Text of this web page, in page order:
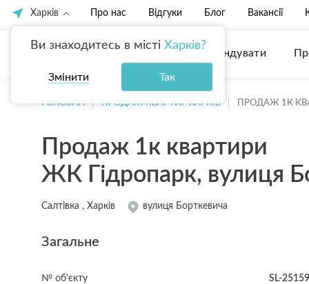
Харків
Ви знаходитесь в місті Харків?
Змінити Так
Про нас Відгуки Блог Вакансії
Орендувати
ГОЛОВНА ПРОДАЖ КВАРТИР ХАРКІВ ПРОДАЖ 1К
Продаж 1к квартири
ЖК Гідропарк, вулиця
Салтівка , Харків вулиця Борткевича
Загальне
№ об'єкту SL-